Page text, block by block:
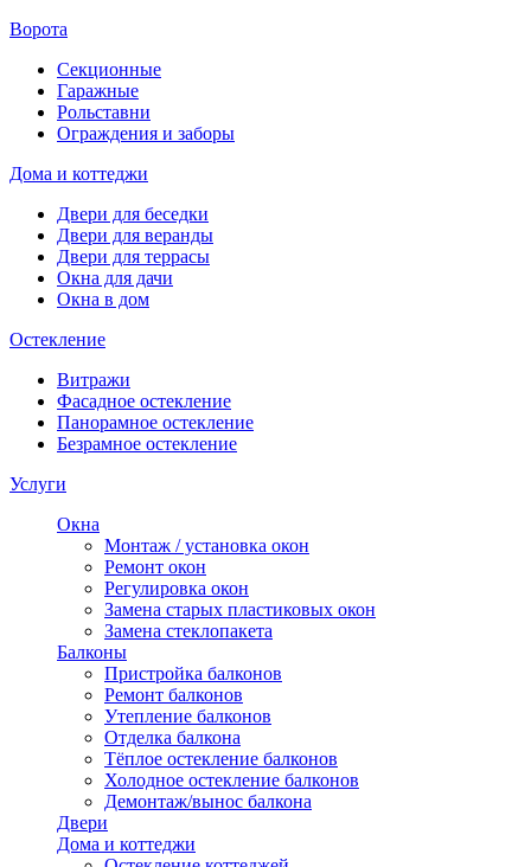
Ворота
Секционные
Гаражные
Рольставни
Ограждения и заборы
Дома и коттеджи
Двери для беседки
Двери для веранды
Двери для террасы
Окна для дачи
Окна в дом
Остекление
Витражи
Фасадное остекление
Панорамное остекление
Безрамное остекление
Услуги
Окна
Монтаж / установка окон
Ремонт окон
Регулировка окон
Замена старых пластиковых окон
Замена стеклопакета
Балконы
Пристройка балконов
Ремонт балконов
Утепление балконов
Отделка балкона
Тёплое остекление балконов
Холодное остекление балконов
Демонтаж/вынос балкона
Двери
Дома и коттеджи